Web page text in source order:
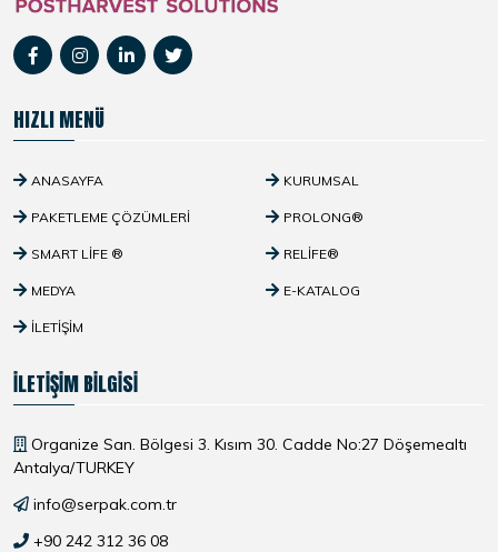
HIZLI MENÜ
ANASAYFA KURUMSAL
PAKETLEME ÇÖZÜMLERI PROLONG®
SMART LIFE ® RELIFE®
MEDYA E-KATALOG
İLETIŞIM
İLETIŞIM BILGISI
Organize San. Bölgesi 3. Kısım 30. Cadde No:27 Döşemealtı
Antalya/TURKEY
info@serpak.com.tr
+90 242 312 36 08